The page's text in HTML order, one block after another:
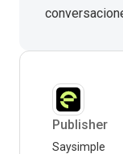
Publisher
Saysimple